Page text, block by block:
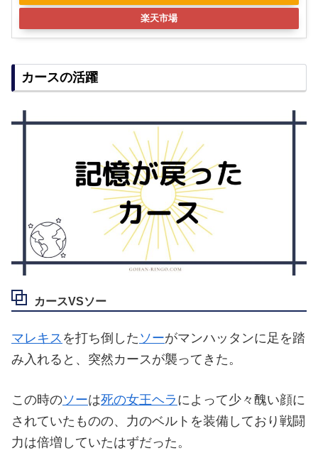
楽天市場
カースの活躍
カースVSソー
マレキス を打ち倒した ソーがマンハッタンに足を踏
み入れると、突然カースが襲ってきた。
この時のソーは死の女王ヘラ によって少々醜い顔に
されていたものの、力のベルトを装備しており戦闘
力は倍増していたはずだった。